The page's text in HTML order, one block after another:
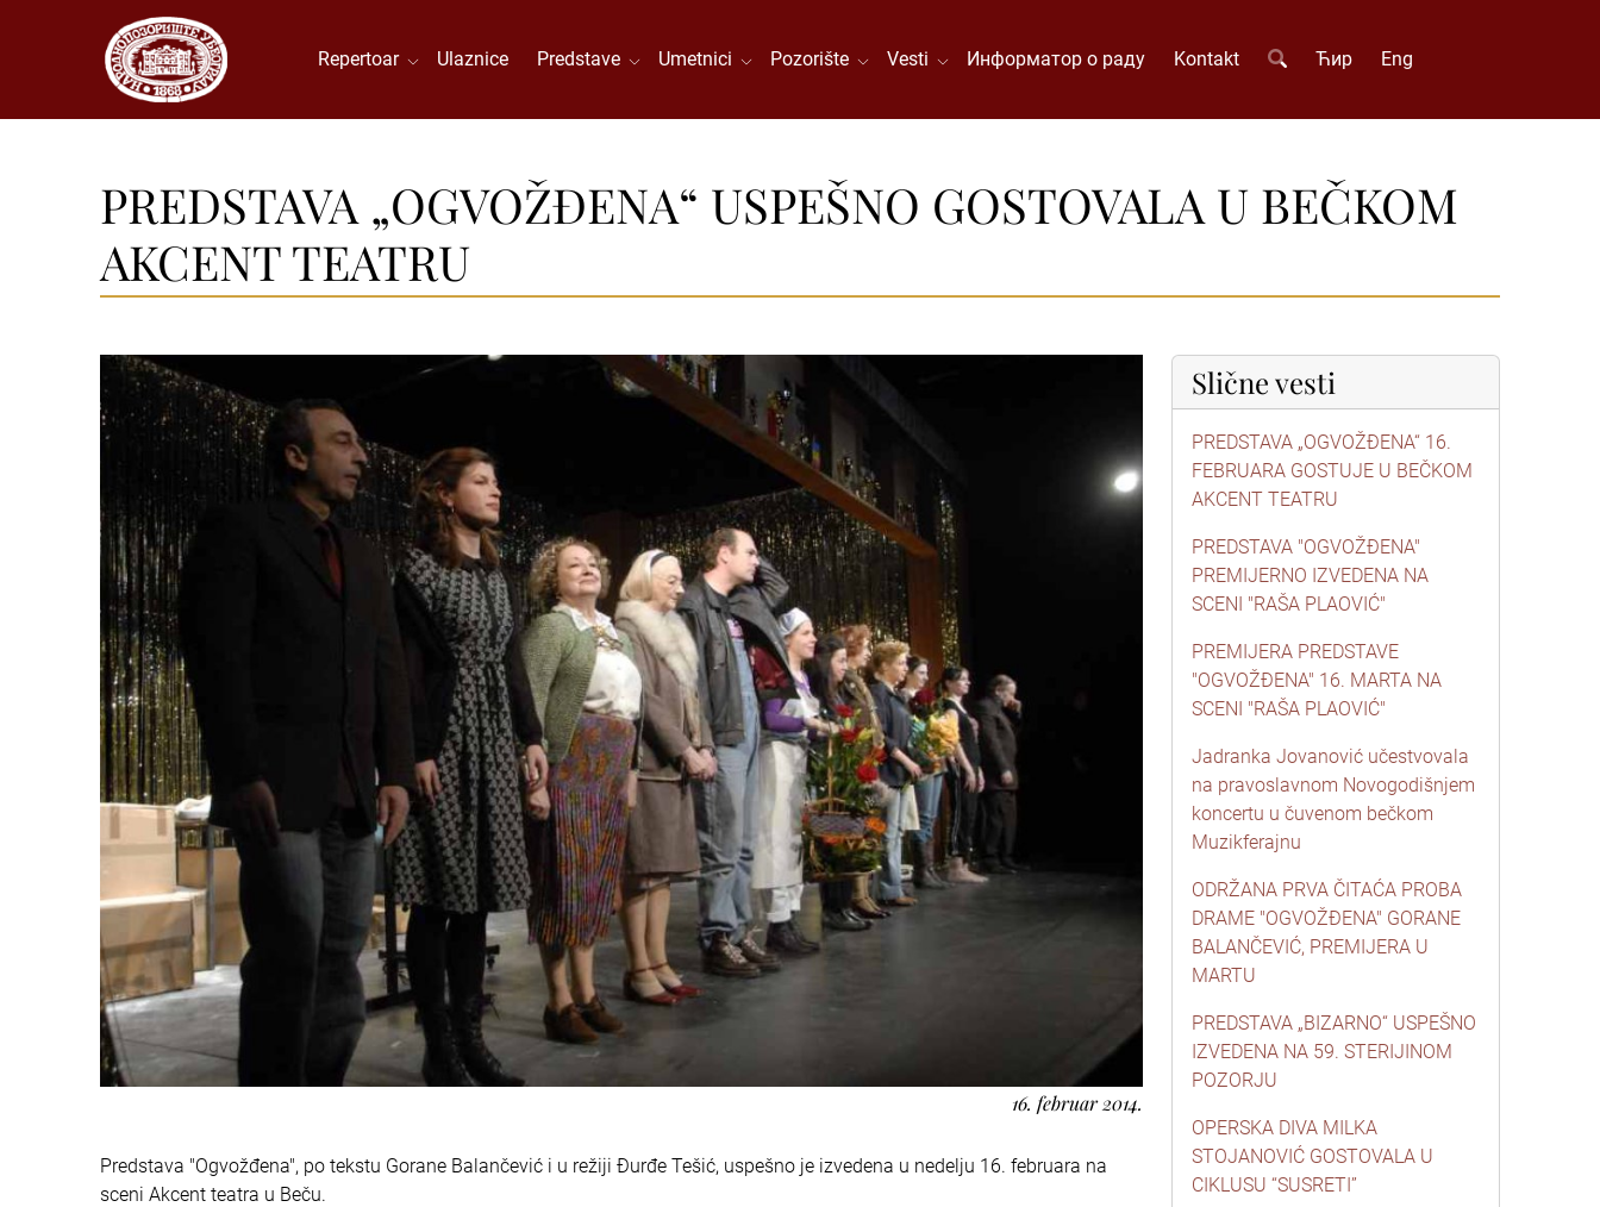
Repertoar Ulaznice Predstave Umetnici Pozorište Vesti Информатор о раду Kontakt Ћир Eng
PREDSTAVA „OGVOŽĐENA“ USPEŠNO GOSTOVALA U BEČKOM
AKCENT TEATRU
16. februar 2014.
Predstava "Ogvožđena", po tekstu Gorane Balančević i u režiji Đurđe Tešić, uspešno je izvedena u nedelju 16. februara na
sceni Akcent teatra u Beču.
Slične vesti
PREDSTAVA „OGVOŽĐENA“ 16.
FEBRUARA GOSTUJE U BEČKOM
AKCENT TEATRU
PREDSTAVA "OGVOŽĐENA"
PREMIJERNO IZVEDENA NA
SCENI "RAŠA PLAOVIĆ"
PREMIJERA PREDSTAVE
"OGVOŽĐENA" 16. MARTA NA
SCENI "RAŠA PLAOVIĆ"
Jadranka Jovanović učestvovala
na pravoslavnom Novogodišnjem
koncertu u čuvenom bečkom
Muzikferajnu
ODRŽANA PRVA ČITAĆA PROBA
DRAME "OGVOŽĐENA" GORANE
BALANČEVIĆ, PREMIJERA U
MARTU
PREDSTAVA „BIZARNO“ USPEŠNO
IZVEDENA NA 59. STERIJINOM
POZORJU
OPERSKA DIVA MILKA
STOJANOVIĆ GOSTOVALA U
CIKLUSU “SUSRETI”